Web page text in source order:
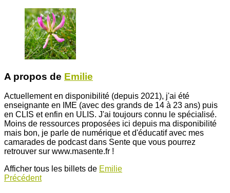
A propos de Emilie
Actuellement en disponibilité (depuis 2021), j'ai été
enseignante en IME (avec des grands de 14 à 23 ans) puis
en CLIS et enfin en ULIS. J'ai toujours connu le spécialisé.
Moins de ressources proposées ici depuis ma disponibilité
mais bon, je parle de numérique et d'éducatif avec mes
camarades de podcast dans Sente que vous pourrez
retrouver sur www.masente.fr !
Afficher tous les billets de Emilie
Précédent